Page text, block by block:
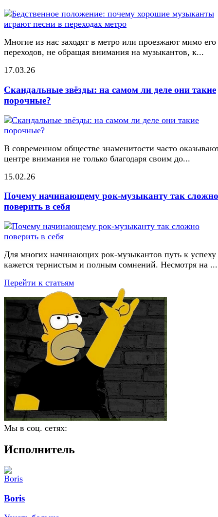
Многие из нас заходят в метро или проезжают мимо его
переходов, не обращая внимания на музыкантов, к...
17.03.26
Скандальные звёзды: на самом ли деле они такие
порочные?
В современном обществе знаменитости часто
центре внимания не только благодаря своим до...
15.02.26
Почему начинающему рок-музыканту так сложно
поверить в себя
Для многих начинающих рок-музыкантов путь к успеху
кажется тернистым и полным сомнений. Несмотря на ...
Перейти к статьям
Мы в соц. сетях:
Исполнитель
Boris